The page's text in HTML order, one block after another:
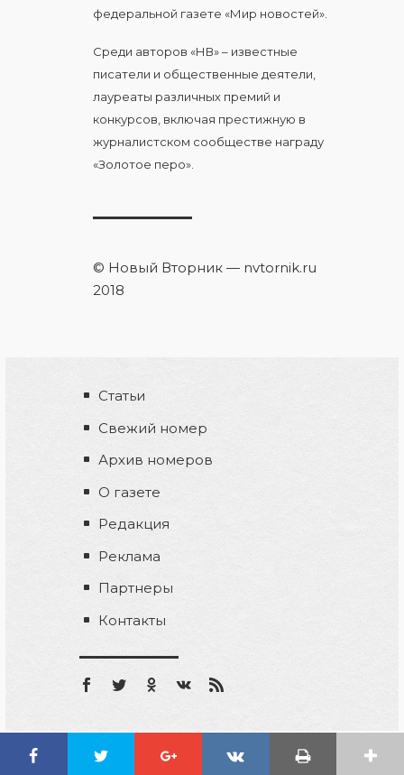
федеральной газете «Мир новостей».
Среди авторов «НВ» – известные
писатели и общественные деятели,
лауреаты различных премий и
конкурсов, включая престижную в
журналистском сообществе награду
«Золотое перо».
© Новый Вторник — nvtornik.ru
2018
Статьи
Свежий номер
Архив номеров
О газете
Редакция
Реклама
Партнеры
Контакты
Разработка сайта antonmanaev.ru